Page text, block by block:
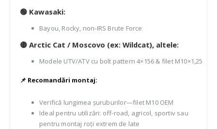
🟢 Kawasaki:
Bayou, Rocky, non‑IRS Brute Force
🟡 Arctic Cat / Moscovo (ex: Wildcat), altele:
Modele UTV/ATV cu bolt pattern 4×156 & filet M10×1,25
📌 Recomandări montaj:
Verifică lungimea șuruburilor—filet M10 OEM
Ideal pentru utilizări: off-road, agricol, sportiv sau
pentru montaj roți extrem de late